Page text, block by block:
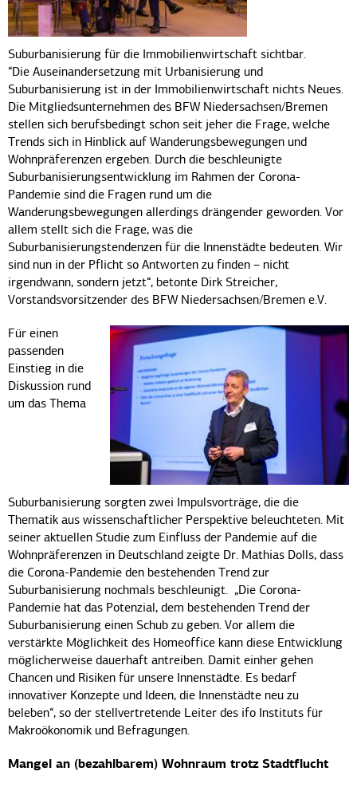
Suburbanisierung für die Immobilienwirtschaft sichtbar.
“Die Auseinandersetzung mit Urbanisierung und
Suburbanisierung ist in der Immobilienwirtschaft nichts Neues.
Die Mitgliedsunternehmen des BFW Niedersachsen/Bremen
stellen sich berufsbedingt schon seit jeher die Frage, welche
Trends sich in Hinblick auf Wanderungsbewegungen und
Wohnpräferenzen ergeben. Durch die beschleunigte
Suburbanisierungsentwicklung im Rahmen der Corona-
Pandemie sind die Fragen rund um die
Wanderungsbewegungen allerdings drängender geworden. Vor
allem stellt sich die Frage, was die
Suburbanisierungstendenzen für die Innenstädte bedeuten. Wir
sind nun in der Pflicht so Antworten zu finden – nicht
irgendwann, sondern jetzt“, betonte Dirk Streicher,
Vorstandsvorsitzender des BFW Niedersachsen/Bremen e.V.
Für einen
passenden
Einstieg in die
Diskussion rund
um das Thema
Suburbanisierung sorgten zwei Impulsvorträge, die die
Thematik aus wissenschaftlicher Perspektive beleuchteten. Mit
seiner aktuellen Studie zum Einfluss der Pandemie auf die
Wohnpräferenzen in Deutschland zeigte Dr. Mathias Dolls, dass
die Corona-Pandemie den bestehenden Trend zur
Suburbanisierung nochmals beschleunigt. „Die Corona-
Pandemie hat das Potenzial, dem bestehenden Trend der
Suburbanisierung einen Schub zu geben. Vor allem die
verstärkte Möglichkeit des Homeoffice kann diese Entwicklung
möglicherweise dauerhaft antreiben. Damit einher gehen
Chancen und Risiken für unsere Innenstädte. Es bedarf
innovativer Konzepte und Ideen, die Innenstädte neu zu
beleben“, so der stellvertretende Leiter des ifo Instituts für
Makroökonomik und Befragungen.
Mangel an (bezahlbarem) Wohnraum trotz Stadtflucht